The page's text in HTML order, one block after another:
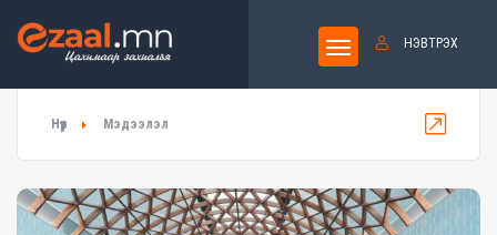
НЭВТРЭХ
Нүүр Мэдээлэл